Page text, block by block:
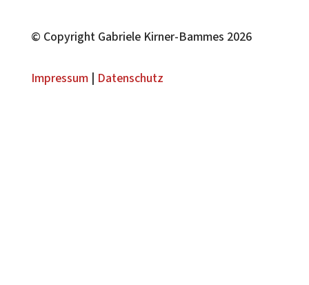
© Copyright Gabriele Kirner-Bammes 2026
Impressum| Datenschutz